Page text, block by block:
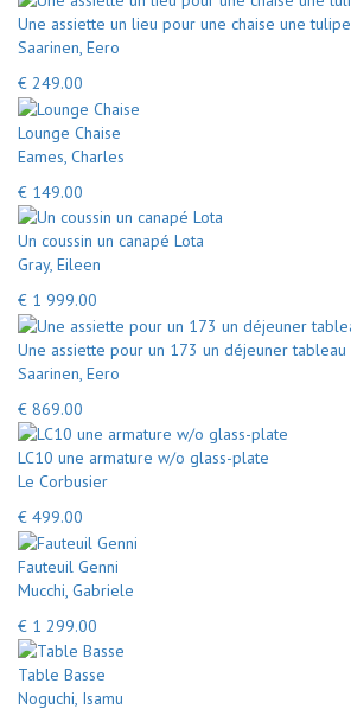
Une assiette un lieu pour une chaise une tulipe
Saarinen, Eero
€ 249.00
Lounge Chaise
Eames, Charles
€ 149.00
Un coussin un canapé Lota
Gray, Eileen
€ 1 999.00
Une assiette pour un 173 un déjeuner tableau
Saarinen, Eero
€ 869.00
LC10 une armature w/o glass-plate
Le Corbusier
€ 499.00
Fauteuil Genni
Mucchi, Gabriele
€ 1 299.00
Table Basse
Noguchi, Isamu